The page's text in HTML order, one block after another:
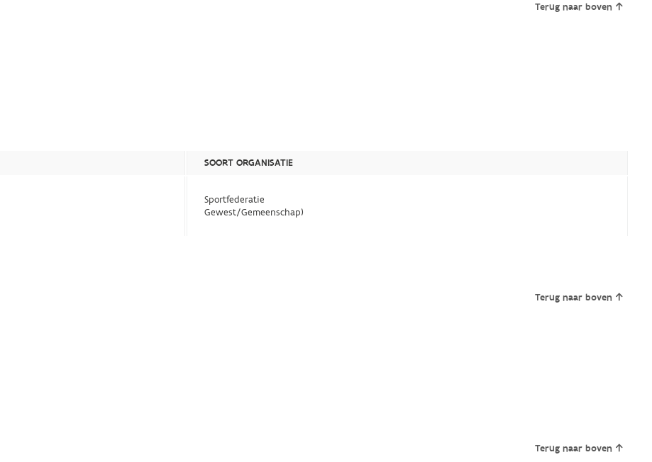
Terug naar boven
SOORT ORGANISATIE
Sportfederatie
Gewest/Gemeenschap)
Terug naar boven
Terug naar boven